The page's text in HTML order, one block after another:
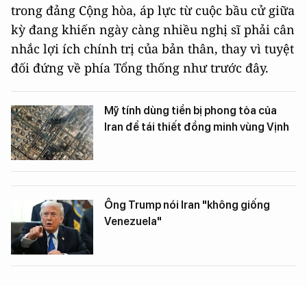
trong đảng Cộng hòa, áp lực từ cuộc bầu cử giữa
kỳ đang khiến ngày càng nhiều nghị sĩ phải cân
nhắc lợi ích chính trị của bản thân, thay vì tuyệt
đối đứng về phía Tổng thống như trước đây.
Mỹ tính dùng tiền bị phong tỏa của
Iran để tái thiết đồng minh vùng Vịnh
Ông Trump nói Iran "không giống
Venezuela"